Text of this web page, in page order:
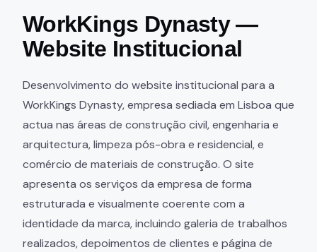
WorkKings Dynasty —
Website Institucional
Desenvolvimento do website institucional para a
WorkKings Dynasty, empresa sediada em Lisboa que
actua nas áreas de construção civil, engenharia e
arquitectura, limpeza pós-obra e residencial, e
comércio de materiais de construção. O site
apresenta os serviços da empresa de forma
estruturada e visualmente coerente com a
identidade da marca, incluindo galeria de trabalhos
realizados, depoimentos de clientes e página de